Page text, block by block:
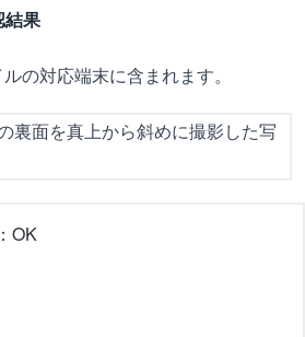
結果
の対応端末に含まれます。
OK